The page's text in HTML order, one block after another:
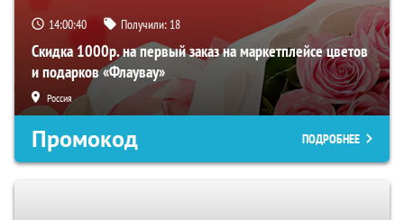
14:00:39 Получили: 18
Скидка 1000р. на первый заказ на маркетплейсе цветов
и подарков «Флаувау»
Россия
Промокод ПОДРОБНЕЕ